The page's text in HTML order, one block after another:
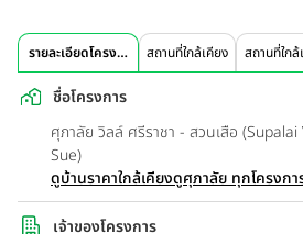
รายละเอียดโครงการ สถานที่ใกล้เคียง สถานที่ใกล้
ชื่อโครงการ
ศุภาลัย วิลล์ ศรีราชา - สวนเสือ
Sue)
ดูบ้านราคาใกล้เคียงดูศุภาลัย ทุกโครงกา
เจ้าของโครงการ